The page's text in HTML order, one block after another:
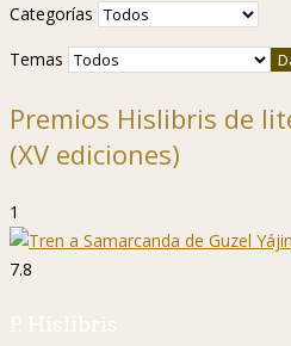
Categorías
Temas
Premios Hislibris de
(XV ediciones)
1
7.8
P. Hislibris